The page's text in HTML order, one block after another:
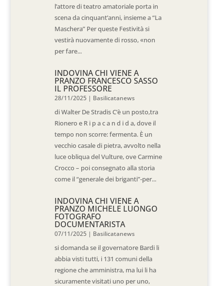
l’attore di teatro amatoriale porta in
scena da cinquant’anni, insieme a “La
Maschera” Per queste Festività si
vestirà nuovamente di rosso, «non
per fare...
INDOVINA CHI VIENE A
PRANZO FRANCESCO SASSO
IL PROFESSORE
28/11/2025 | Basilicatanews
di Walter De Stradis C’è un posto,tra
Rionero e R i p a c a n d i d a, dove il
tempo non scorre: fermenta. È un
vecchio casale di pietra, avvolto nella
luce obliqua del Vulture, ove Carmine
Crocco – poi consegnato alla storia
come il “generale dei briganti”-per...
INDOVINA CHI VIENE A
PRANZO MICHELE LUONGO
FOTOGRAFO
DOCUMENTARISTA
07/11/2025 | Basilicatanews
si domanda se il governatore Bardi li
abbia visti tutti, i 131 comuni della
regione che amministra, ma lui li ha
sicuramente visitati uno per uno,